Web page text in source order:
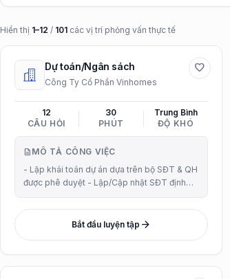
Hiển thị 1–12 / 101 các vị trí phỏng vấn thực tế
favorite
Dự toán/Ngân sách
Công Ty Cổ Phần Vinhomes
12
CÂU HỎI
30
PHÚT
Trung Bình
ĐỘ KHÓ
description MÔ TẢ CÔNG VIỆC
- Lập khái toán dự án dựa trên bộ SĐT & QH
được phê duyệt - Lập/Cập nhật SĐT định
hướng các công trình XD - Lập tổng dự toán
dự án/tổng dự toán công trình/ngân sách
hạng mục cải tạ...Bắt đầu luyện tập arrow_forward